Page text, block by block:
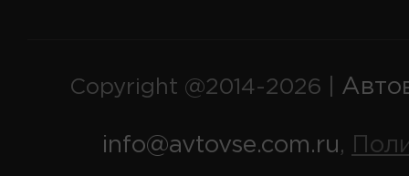
Copyright @2014-2026 |
info@avtovse.com.ru,